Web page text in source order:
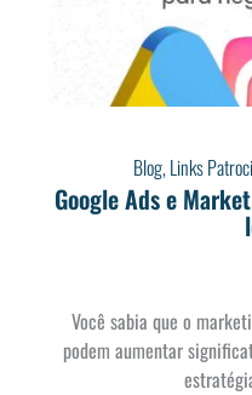
Blog,Links
Google Ads e
Você sabia que o
podem aumentar